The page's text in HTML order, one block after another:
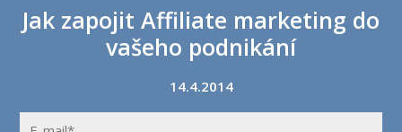
Jak zapojit Affiliate marketing do
vašeho podnikání
14.4.2014